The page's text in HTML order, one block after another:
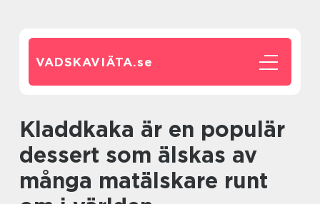
VADSKAVIÄTA.se
Kladdkaka är en populär
dessert som älskas av
många matälskare runt